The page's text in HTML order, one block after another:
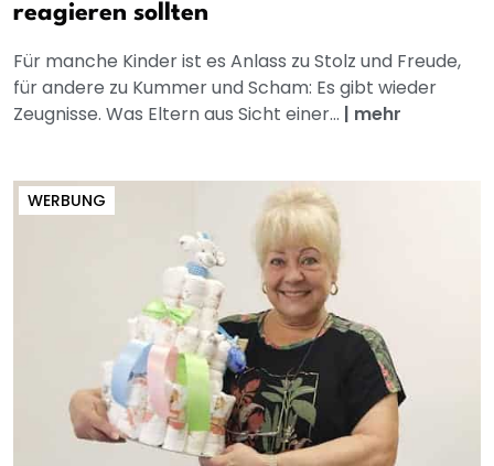
reagieren sollten
Für manche Kinder ist es Anlass zu Stolz und Freude,
für andere zu Kummer und Scham: Es gibt wieder
Zeugnisse. Was Eltern aus Sicht einer... | mehr
WERBUNG